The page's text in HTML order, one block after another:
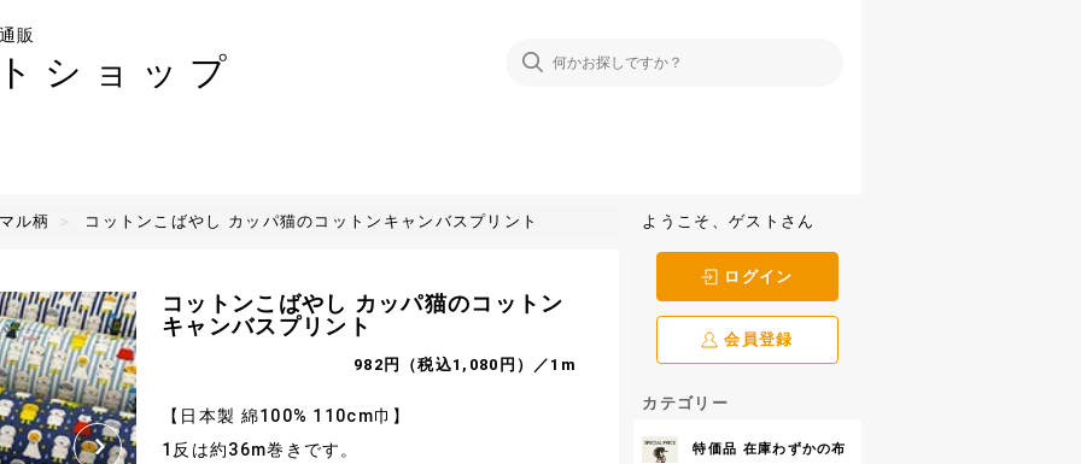
販
ショップ
ル柄 コットンこばやし カッパ猫のコットンキャンバスプリント
コットンこばやし カッパ猫のコットン
キャンバスプリント
982円（税込1,080円）／1m
【日本製 綿100% 110cm巾】
1反は約36m巻きです。
ようこそ、ゲストさん
ログイン
会員登録
カテゴリー
特価品 在庫わずかの布